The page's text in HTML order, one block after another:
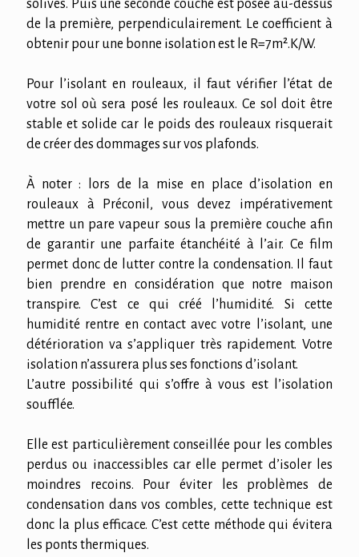
solives. Puis une seconde couche est posée au-dessus
de la première, perpendiculairement. Le coefficient à
obtenir pour une bonne isolation est le R=7m².K/W.
Pour l’isolant en rouleaux, il faut vérifier l’état de
votre sol où sera posé les rouleaux. Ce sol doit être
stable et solide car le poids des rouleaux risquerait
de créer des dommages sur vos plafonds.
À noter : lors de la mise en place d’isolation en
rouleaux à Préconil, vous devez impérativement
mettre un pare vapeur sous la première couche afin
de garantir une parfaite étanchéité à l’air. Ce film
permet donc de lutter contre la condensation. Il faut
bien prendre en considération que notre maison
transpire. C’est ce qui créé l’humidité. Si cette
humidité rentre en contact avec votre l’isolant, une
détérioration va s’appliquer très rapidement. Votre
isolation n’assurera plus ses fonctions d’isolant.
L’autre possibilité qui s’offre à vous est l’isolation
soufflée.
Elle est particulièrement conseillée pour les combles
perdus ou inaccessibles car elle permet d’isoler les
moindres recoins. Pour éviter les problèmes de
condensation dans vos combles, cette technique est
donc la plus efficace. C’est cette méthode qui évitera
les ponts thermiques.